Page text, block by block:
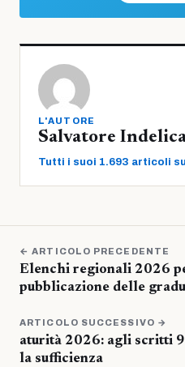
L'AUTORE
Salvatore
Tutti i suoi 1.693 articoli
← ARTICOLO PRECEDENTE
Elenchi regionali 2026
pubblicazione delle
ARTICOLO SUCCESSIVO →
aturità 2026: agli scritti 9
la sufficienza